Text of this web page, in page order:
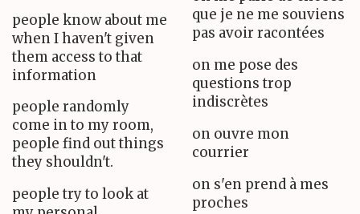
people know about me
when I haven't given
them access to that
information
people randomly
come in to my room,
people find out things
they shouldn't.
people try to look at
que je ne me souviens
pas avoir racontées
on me pose des
questions trop
indiscrètes
on ouvre mon
courrier
on s'en prend à mes
proches